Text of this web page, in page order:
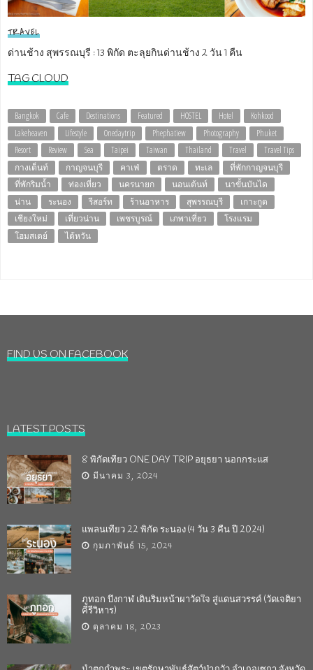
TRAVEL
ด่านช้าง สุพรรณบุรี : 13 พิกัด ตะลุยกินด่านช้าง 2 วัน 1 คืน
TAG CLOUD
Bangkok Cafe Destinations Featured HOSTEL Hotel
Kohkood
Lakeheaven
Lifestyle Onedaytrip Phephatiew Photography
Phuket
Resort
Review Sea Taipei Taiwan Thailand Travel
Travel Tips
กางเต็นท์
กาญจนบุรี คาเฟ่ ตราด ทะเล
ที่พักกาญจนบุรี
ที่พักริมน้ำ
ท่องเที่ยว นครนายก นอนเต้นท์
นาขั้นบันได
น่าน
ระนอง รีสอร์ท ร้านอาหาร สุพรรณบุรี
เกาะกูด
เชียงใหม่
เที่ยวน่าน เพชรบูรณ์ เภพาเที่ยว
โรงแรม
โฮมสเตย์
ไต้หวัน
FIND US ON FACEBOOK
LATEST POSTS
8 พิกัดเที่ยว ONE DAY TRIP อยุธยา นอกกระแส
มีนาคม 3, 2024
แพลนเที่ยว 22 พิกัด ระนอง (4 วัน 3 คืน ปี 2024)
กุมภาพันธ์ 15, 2024
ภูทอก บึงกาฬ เดินริมหน้าผาวัดใจ สู่แดนสวรรค์ (วัดเจติยา
คีรีวิหาร)
ตุลาคม 18, 2023